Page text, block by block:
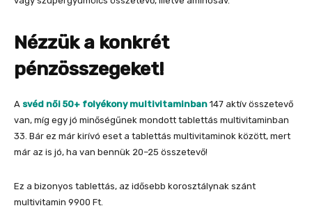
Nézzük a konkrét
pénzösszegeket!
A svéd női 50+ folyékony multivitaminban 147 aktív összetevő
van, míg egy jó minőségűnek mondott tablettás multivitaminban
33. Bár ez már kirívó eset a tablettás multivitaminok között, mert
már az is jó, ha van bennük 20–25 összetevő!
Ez a bizonyos tablettás, az idősebb korosztálynak szánt
multivitamin 9900 Ft.